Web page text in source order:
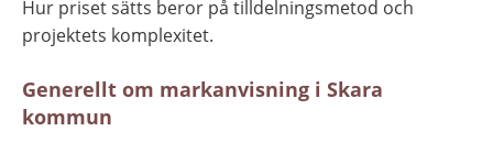
Hur priset sätts beror på tilldelningsmetod och
projektets komplexitet.
Generellt om markanvisning i Skara
kommun